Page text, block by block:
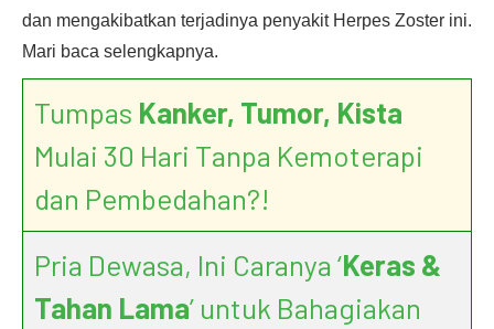
dan mengakibatkan terjadinya penyakit Herpes Zoster ini.
Mari baca selengkapnya.
Tumpas Kanker, Tumor, Kista
Mulai 30 Hari Tanpa Kemoterapi
dan Pembedahan?!
Pria Dewasa, Ini Caranya ‘Keras &
Tahan Lama’ untuk Bahagiakan